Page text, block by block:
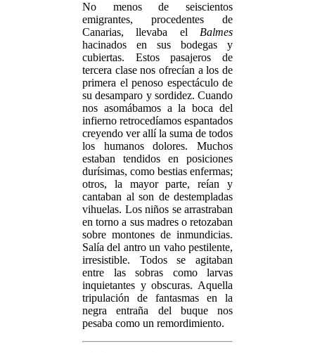
No menos de seiscientos
emigrantes, procedentes de
Canarias, llevaba el Balmes
hacinados en sus bodegas y
cubiertas. Estos pasajeros de
tercera clase nos ofrecían a los de
primera el penoso espectáculo de
su desamparo y sordidez. Cuando
nos asomábamos a la boca del
infierno retrocedíamos espantados
creyendo ver allí la suma de todos
los humanos dolores. Muchos
estaban tendidos en posiciones
durísimas, como bestias enfermas;
otros, la mayor parte, reían y
cantaban al son de destempladas
vihuelas. Los niños se arrastraban
en torno a sus madres o retozaban
sobre montones de inmundicias.
Salía del antro un vaho pestilente,
irresistible. Todos se agitaban
entre las sobras como larvas
inquietantes y obscuras. Aquella
tripulación de fantasmas en la
negra entraña del buque nos
pesaba como un remordimiento.